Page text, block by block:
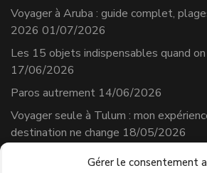
Gérer le consentement
Voyager à Aruba : guide complet,
2026 01/07/2026
Les 15 objets indispensables quand
17/06/2026
Paros autrement 14/06/2026
Voyager seule à Tulum : mon
destination ne change 18/05/2026